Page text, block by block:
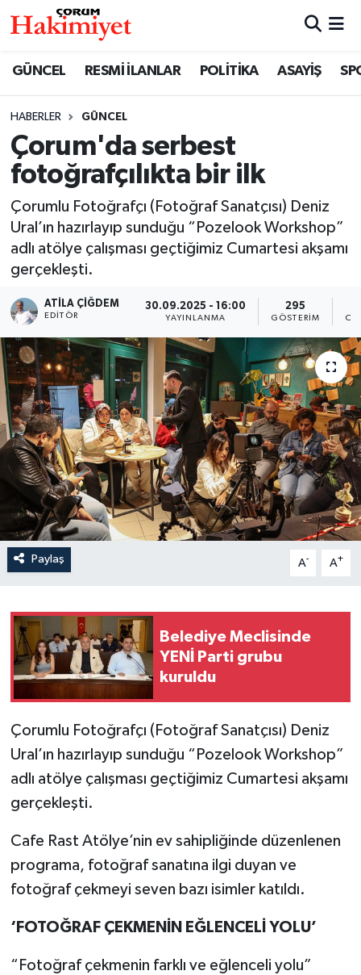
GÜNCEL RESMİ İLANLAR POLİTİKA ASAYİŞ
HABERLER GÜNCEL
Çorum'da serbest
fotoğrafçılıkta bir ilk
Çorumlu Fotoğrafçı (Fotoğraf Sanatçısı) Deniz
Ural’ın hazırlayıp sunduğu “Pozelook Workshop”
adlı atölye çalışması geçtiğimiz Cumartesi akşamı
gerçekleşti.
ATILA ÇIĞDEM
EDITÖR
30.09.2025 - 16:00
YAYINLANMA
295
GÖSTERIM
Paylaş A- A+
Belediye Meclisinde
YENİ Parti grubu
kuruldu
Çorumlu Fotoğrafçı (Fotoğraf Sanatçısı) Deniz
Ural’ın hazırlayıp sunduğu “Pozelook Workshop”
adlı atölye çalışması geçtiğimiz Cumartesi akşamı
gerçekleşti.
Cafe Rast Atölye’nin ev sahipliğinde düzenlenen
programa, fotoğraf sanatına ilgi duyan ve
fotoğraf çekmeyi seven bazı isimler katıldı.
‘FOTOĞRAF ÇEKMENİN EĞLENCELİ YOLU’
“Fotoğraf çekmenin farklı ve eğlenceli yolu”
SAĞLIK
ASAYİŞ
EKONOMİ
GÜNCEL
AKTÜEL
EĞİTİM
İLÇELER
OTOPARK
TEKNOLOJİ
Nöbetçi Eczaneler
Çorum Namaz Vakitleri
Trafik Durumu
Süper Lig Puan Durumu ve Fikstür
Tüm Manşetler
Son Dakika Haberleri
Haber Arşivi